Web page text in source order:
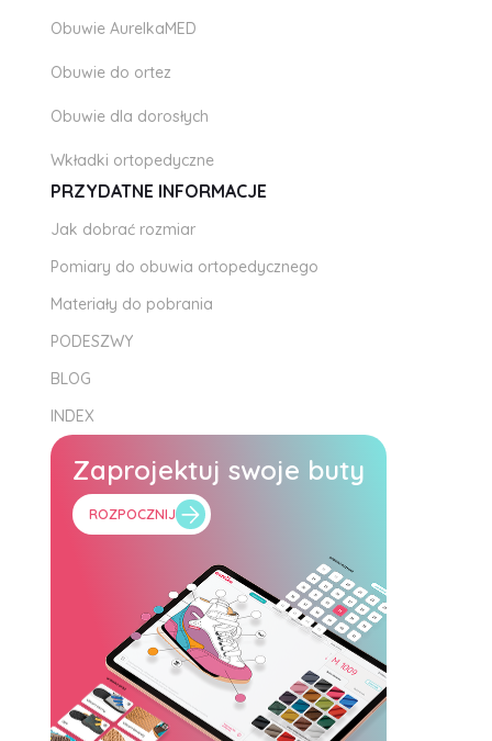
Obuwie AurelkaMED
Obuwie do ortez
Obuwie dla dorosłych
Wkładki ortopedyczne
PRZYDATNE INFORMACJE
Jak dobrać rozmiar
Pomiary do obuwia ortopedycznego
Materiały do pobrania
PODESZWY
BLOG
INDEX
Zaprojektuj swoje buty
ROZPOCZNIJ